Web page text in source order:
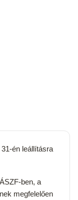
én leállításra
ben, a
megfelelően